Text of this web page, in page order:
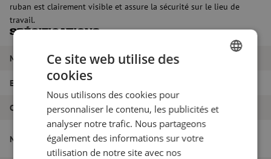
ruban est clairement visible et assure la sécurité sur le lieu de
travail.
Spécifications
Marque Maunt
EAN
Couleur Vert
Nom de l'article
Ruban avertisseur en fibre de verre,
40x0,11mm, rouleau de 250m, vert
Ce site web utilise des
cookies
Nous utilisons des cookies pour
personnaliser le contenu, les publicités et
analyser notre trafic. Nous partageons
également des informations sur votre
utilisation de notre site avec nos